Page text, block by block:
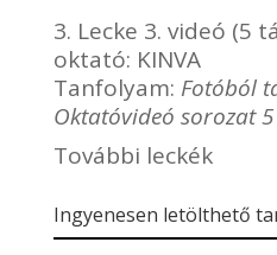
3. Lecke 3. videó (5
oktató: KINVA
Tanfolyam: Fotóból
Oktatóvideó sorozat
További leckék
Ingyenesen letölthető